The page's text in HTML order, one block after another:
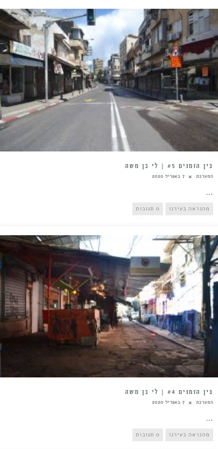
בֵּין הַזְּמַנִּים #5 | לי בן משה
המערכת 7 באפריל 2020
...
מהנראה בעירנו 0 תגובות
בֵּין הַזְּמַנִּים #4 | לי בן משה
המערכת 7 באפריל 2020
...
מהנראה בעירנו 0 תגובות